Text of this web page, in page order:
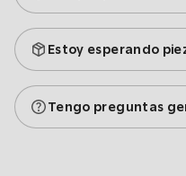
Estoy esperando
Tengo preguntas